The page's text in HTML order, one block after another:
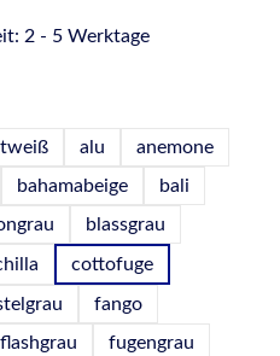
2 - 5 Werktage
alu
anemone
bahamabeige
bali
blassgrau
cottofuge
fango
flashgrau
fugengrau